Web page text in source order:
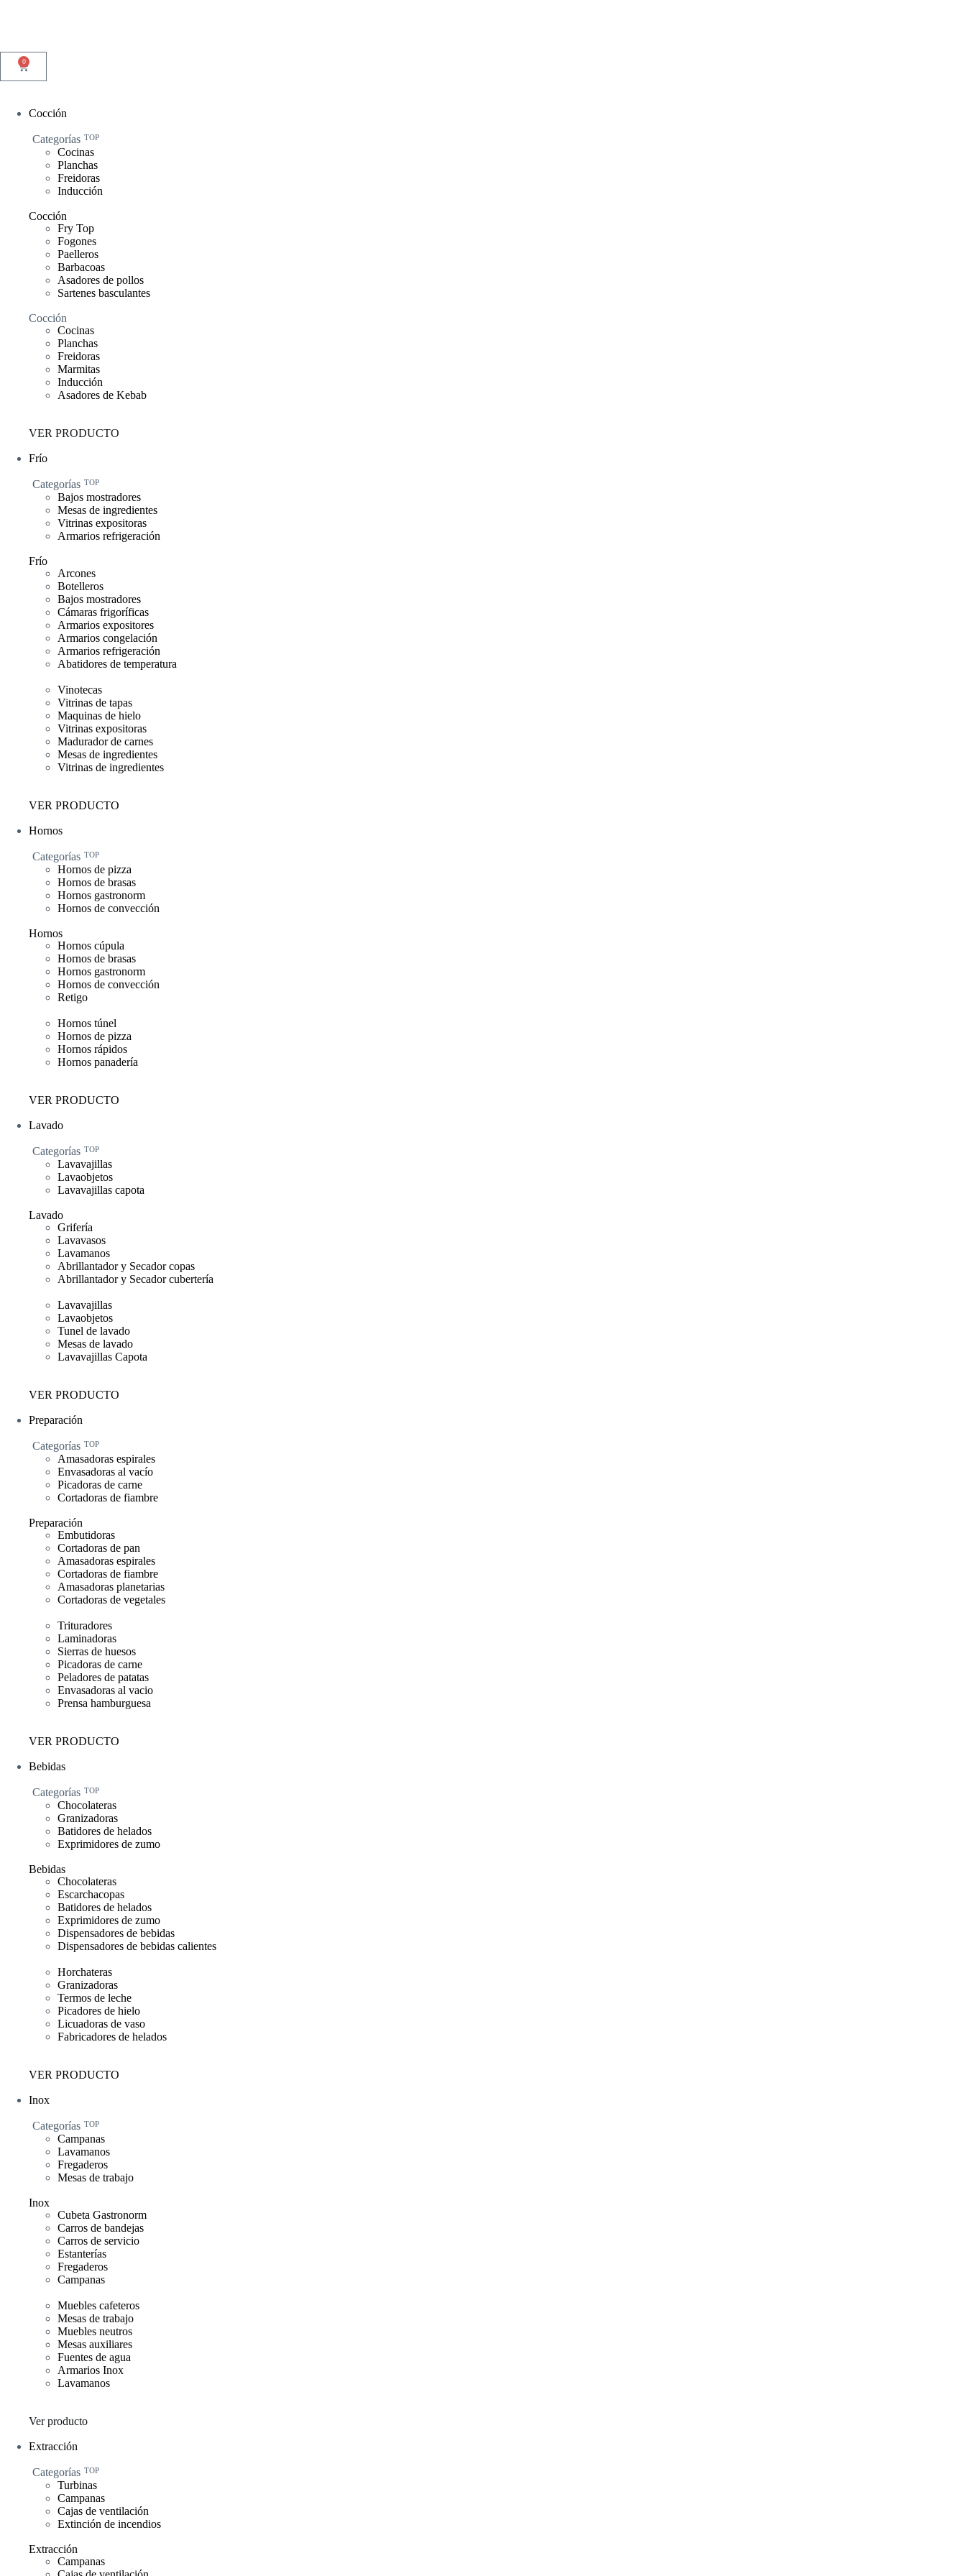
0
Cocción
Categorías TOP
Cocinas
Planchas
Freidoras
Inducción
Cocción
Fry Top
Fogones
Paelleros
Barbacoas
Asadores de pollos
Sartenes basculantes
Cocción
Cocinas
Planchas
Freidoras
Marmitas
Inducción
Asadores de Kebab
VER PRODUCTO
Frío
Categorías TOP
Bajos mostradores
Mesas de ingredientes
Vitrinas expositoras
Armarios refrigeración
Frío
Arcones
Botelleros
Bajos mostradores
Cámaras frigoríficas
Armarios expositores
Armarios congelación
Armarios refrigeración
Abatidores de temperatura
Vinotecas
Vitrinas de tapas
Maquinas de hielo
Vitrinas expositoras
Madurador de carnes
Mesas de ingredientes
Vitrinas de ingredientes
VER PRODUCTO
Hornos
Categorías TOP
Hornos de pizza
Hornos de brasas
Hornos gastronorm
Hornos de convección
Hornos
Hornos cúpula
Hornos de brasas
Hornos gastronorm
Hornos de convección
Retigo
Hornos túnel
Hornos de pizza
Hornos rápidos
Hornos panadería
VER PRODUCTO
Lavado
Categorías TOP
Lavavajillas
Lavaobjetos
Lavavajillas capota
Lavado
Grifería
Lavavasos
Lavamanos
Abrillantador y Secador copas
Abrillantador y Secador cubertería
Lavavajillas
Lavaobjetos
Tunel de lavado
Mesas de lavado
Lavavajillas Capota
VER PRODUCTO
Preparación
Categorías TOP
Amasadoras espirales
Envasadoras al vacío
Picadoras de carne
Cortadoras de fiambre
Preparación
Embutidoras
Cortadoras de pan
Amasadoras espirales
Cortadoras de fiambre
Amasadoras planetarias
Cortadoras de vegetales
Trituradores
Laminadoras
Sierras de huesos
Picadoras de carne
Peladores de patatas
Envasadoras al vacio
Prensa hamburguesa
VER PRODUCTO
Bebidas
Categorías TOP
Chocolateras
Granizadoras
Batidores de helados
Exprimidores de zumo
Bebidas
Chocolateras
Escarchacopas
Batidores de helados
Exprimidores de zumo
Dispensadores de bebidas
Dispensadores de bebidas calientes
Horchateras
Granizadoras
Termos de leche
Picadores de hielo
Licuadoras de vaso
Fabricadores de helados
VER PRODUCTO
Inox
Categorías TOP
Campanas
Lavamanos
Fregaderos
Mesas de trabajo
Inox
Cubeta Gastronorm
Carros de bandejas
Carros de servicio
Estanterías
Fregaderos
Campanas
Muebles cafeteros
Mesas de trabajo
Muebles neutros
Mesas auxiliares
Fuentes de agua
Armarios Inox
Lavamanos
Ver producto
Extracción
Categorías TOP
Turbinas
Campanas
Cajas de ventilación
Extinción de incendios
Extracción
Campanas